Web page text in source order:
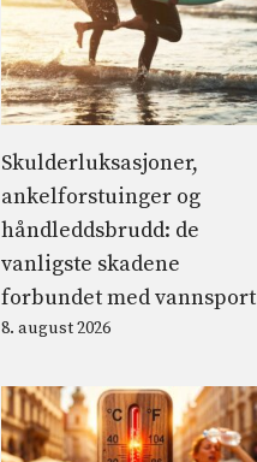
Skulderluksasjoner,
ankelforstuinger og
håndleddsbrudd: de
vanligste skadene
forbundet med vannsport
8. august 2026